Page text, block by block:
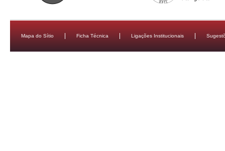
Mapa do Sítio Ficha Técnica Ligações Institucionais